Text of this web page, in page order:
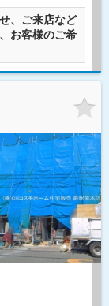
、ご来店など
お客様のご希